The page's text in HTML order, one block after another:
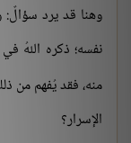
وهنا قد يرد سؤالٌ:
نفسه؛ ذكره اللهُ
منه، فقد يُفهم من
الإسرار؟